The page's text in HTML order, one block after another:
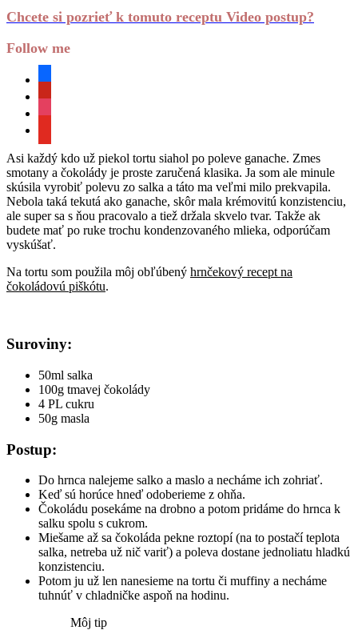
Chcete si pozrieť k tomuto receptu Video postup?
Follow me
Asi každý kdo už piekol tortu siahol po poleve ganache. Zmes
smotany a čokolády je proste zaručená klasika. Ja som ale minule
skúsila vyrobiť polevu zo salka a táto ma veľmi milo prekvapila.
Nebola taká tekutá ako ganache, skôr mala krémovitú konzistenciu,
ale super sa s ňou pracovalo a tiež držala skvelo tvar. Takže ak
budete mať po ruke trochu kondenzovaného mlieka, odporúčam
vyskúšať.
Na tortu som použila môj obľúbený hrnčekový recept na
čokoládovú piškótu.
Suroviny:
50ml salka
100g tmavej čokolády
4 PL cukru
50g masla
Postup:
Do hrnca nalejeme salko a maslo a necháme ich zohriať.
Keď sú horúce hneď odoberieme z ohňa.
Čokoládu posekáme na drobno a potom pridáme do hrnca k
salku spolu s cukrom.
Miešame až sa čokoláda pekne roztopí (na to postačí teplota
salka, netreba už nič variť) a poleva dostane jednoliatu hladkú
konzistenciu.
Potom ju už len nanesieme na tortu či muffiny a necháme
tuhnúť v chladničke aspoň na hodinu.
Môj tip